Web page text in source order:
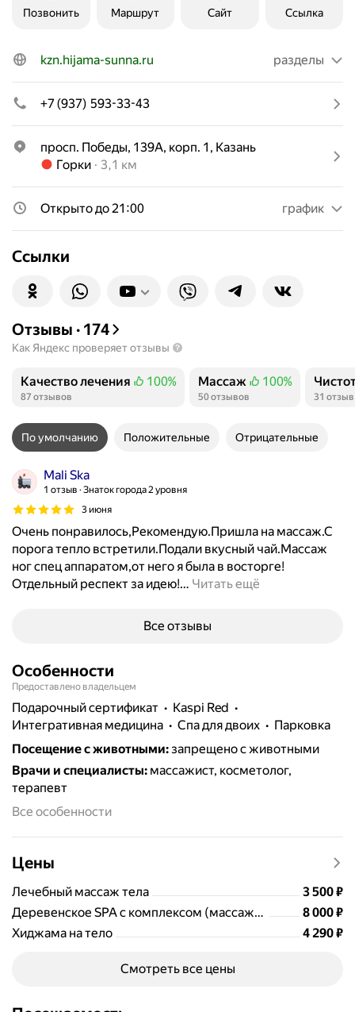
Позвонить Маршрут Сайт Ссылка
kzn.hijama-sunna.ru разделы
+7 (937) 593-33-43
просп. Победы, 139А, корп. 1, Казань
Метро Горки Расстояние 3,1 км
Горки 3,1 км
Открыто до 21:00 график
Ссылки
Отзывы · 174
Как Яндекс проверяет отзывы
Качество лечения
Положительных отзывов
100%
87 отзывов
Массаж
Положительных отзывов
100%
50 отзывов 31 отзыв
По умолчанию Положительные Отрицательные
Mali Ska
1 отзыв Знаток города 2 уровня
3 июня
Очень понравилось,Рекомендую.Пришла на массаж.С
порога тепло встретили.Подали вкусный чай.Массаж
ног спец аппаратом,от него я была в восторге!
Отдельный респект за идею!… Читать ещё
Все отзывы
Особенности
Предоставлено владельцем
подарочный сертификат
Kaspi Red
интегративная медицина
Спа для двоих
парковка
Посещение с животными:запрещено с животными
Врачи и специалисты: массажист, косметолог,
терапевт
Все особенности
Цены
Лечебный массаж тела Цена
3500
3 500₽
Деревенское SPA с комплексом (массаж+хиджама)
Цена
8000
8 000₽
Хиджама на тело
Цена
4290
4 290₽
Смотреть все цены